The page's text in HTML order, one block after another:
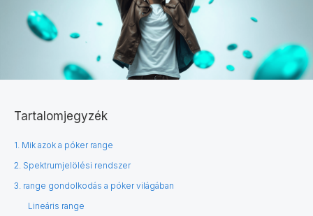
Tartalomjegyzék
1. Mik azok a póker range
2. Spektrumjelölési rendszer
3. range gondolkodás a póker világában
Lineáris range